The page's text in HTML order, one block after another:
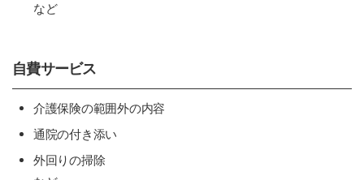
など
自費サービス
介護保険の範囲外の内容
通院の付き添い
外回りの掃除